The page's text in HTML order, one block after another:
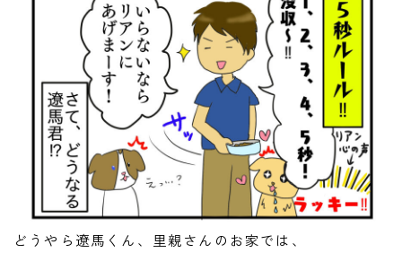
どうやら遼馬くん、里親さんのお家では、